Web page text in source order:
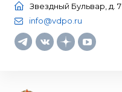
Звездный Бульвар, д. 7
info@vdpo.ru